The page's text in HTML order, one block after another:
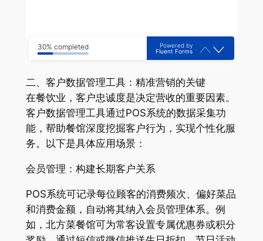
30% completed
Powered by
Fluent Forms
二、客户数据管理工具：精准营销的关键
在餐饮业，客户忠诚度是决定营收的重要因素。
客户数据管理工具通过POS系统的数据采集功
能，帮助餐馆深度挖掘客户行为，实现个性化服
务。以下是具体应用场景：
会员管理：构建长期客户关系
POS系统可记录每位顾客的消费频次、偏好菜品
和消费金额，自动将其纳入会员管理体系。例
如，北方菜餐馆可为常客设置专属优惠券或积分